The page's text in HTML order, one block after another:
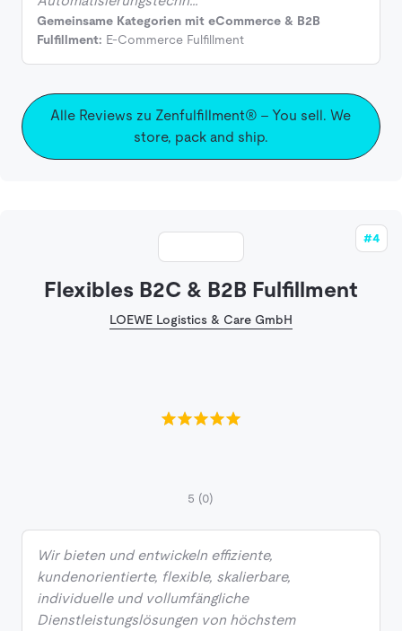
Gemeinsame Kategorien mit eCommerce & B2B
Fulfillment: E-Commerce Fulfillment
Alle Reviews zu Zenfulfillment® – You sell. We
store, pack and ship.
#4
Flexibles B2C & B2B Fulfillment
LOEWE Logistics & Care GmbH
5 (0)
Wir bieten und entwickeln effiziente,
kundenorientierte, flexible, skalierbare,
individuelle und vollumfängliche
Dienstleistungslösungen von höchstem